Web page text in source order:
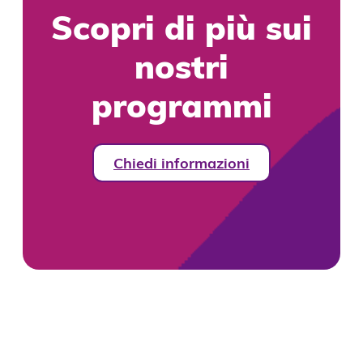
Scopri di più sui
nostri
programmi
Chiedi informazioni